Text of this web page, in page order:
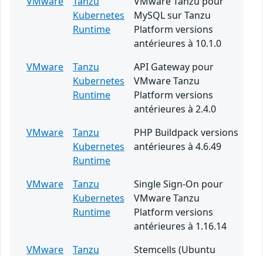
Kubernetes
Runtime
MySQL sur Tanzu
Platform versions
antérieures à 10.1.0
VMware
Tanzu
Kubernetes
Runtime
API Gateway pour
VMware Tanzu
Platform versions
antérieures à 2.4.0
VMware
Tanzu
Kubernetes
Runtime
PHP Buildpack versions
antérieures à 4.6.49
VMware
Tanzu
Kubernetes
Runtime
Single Sign-On pour
VMware Tanzu
Platform versions
antérieures à 1.16.14
VMware
Tanzu
Stemcells (Ubuntu